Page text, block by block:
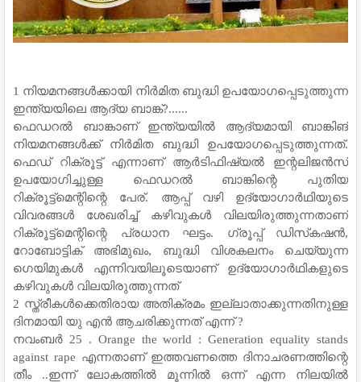
1 നിയമനങ്ങള്‍ക്കായി നിര്‍മിത ബുദ്ധി ഉപയോഗപ്പെടുത്തുന്ന
ഇന്ത്യയിലെ ആദ്യ ബാങ്ക്?......
ഫെഡറല്‍ ബാങ്കാണ് ഇന്ത്യയില്‍ ആദ്യമായി ബാങ്കിങ്
നിയമനങ്ങള്‍ക്ക് നിര്‍മിത ബുദ്ധി ഉപയോഗപ്പെടുത്തുന്നത്.
ഫെഡ് റിക്രൂട്ട് എന്നാണ് ആര്‍ടിഫിഷ്യല്‍ ഇന്റലിജന്‍സ്
ഉപയോഗിച്ചുള്ള ഫെഡറല്‍ ബാങ്കിന്റെ പുതിയ
റിക്രൂട്ട്‌മെന്റിന്റെ പേര്. ആപ്പ് വഴി ഉദ്യോഗാര്‍ഥിയുടെ
വിവരങ്ങള്‍ ശേഖരിച്ച് കഴിവുകള്‍ വിലയിരുത്തുന്നതാണ്
റിക്രൂട്ട്‌മെന്റിന്റെ പ്രധാന ഘട്ടം. ഗ്രൂപ്പ് ഡിസ്‌കഷന്‍,
റോബോട്ടിക് അഭിമുഖം, ബുദ്ധി വിശകലനം ചെയ്യുന്ന
ഗെയിമുകള്‍ എന്നിവയിലൂടെയാണ് ഉദ്യോഗാര്‍ഥികളുടെ
കഴിവുകള്‍ വിലയിരുത്തുന്നത്
2 സ്ത്രീകൾക്കെതിരായ അതിക്രമം ഇല്ലാതാക്കുന്നതിനുള്ള
ദിനമായി യു എൻ ആചരിക്കുന്നത് എന്ന് ?
നവംബർ 25 . Orange the world : Generation equality stands
against rape എന്നതാണ് ഇത്തവണത്തെ ദിനാചരണത്തിന്റെ
തീം ..ഇന്ന് ലോകത്തിൽ മൂന്നിൽ ഒന്ന് എന്ന നിലയിൽ